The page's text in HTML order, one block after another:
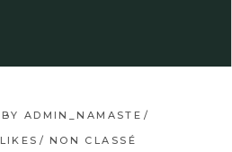
BY ADMIN_NAMASTE
LIKES NON CLASSÉ